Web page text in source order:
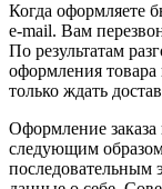
Когда оформляете
e-mail. Вам
По результатам
оформления
только ждать
Оформление
следующим
последовательным